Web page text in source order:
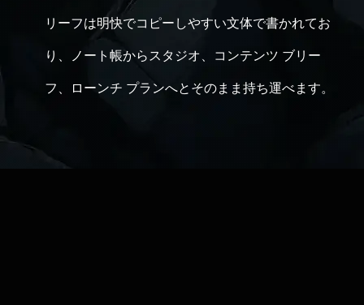
リーフは明快でコピーしやすい文体で書かれてお
り、ノート帳からスタジオ、コンテンツ ブリー
フ、ローンチ プランへとそのまま持ち運べます。